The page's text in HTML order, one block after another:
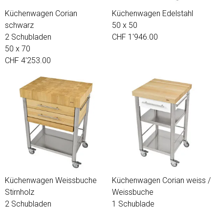
Küchenwagen Corian
schwarz
2 Schubladen
50 x 70
CHF 4'253.00
Küchenwagen Edelstahl
50 x 50
CHF 1'946.00
Küchenwagen Weissbuche
Stirnholz
2 Schubladen
Küchenwagen Corian weiss /
Weissbuche
1 Schublade